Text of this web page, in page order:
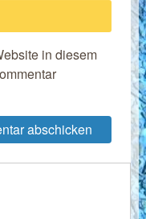
in diesem